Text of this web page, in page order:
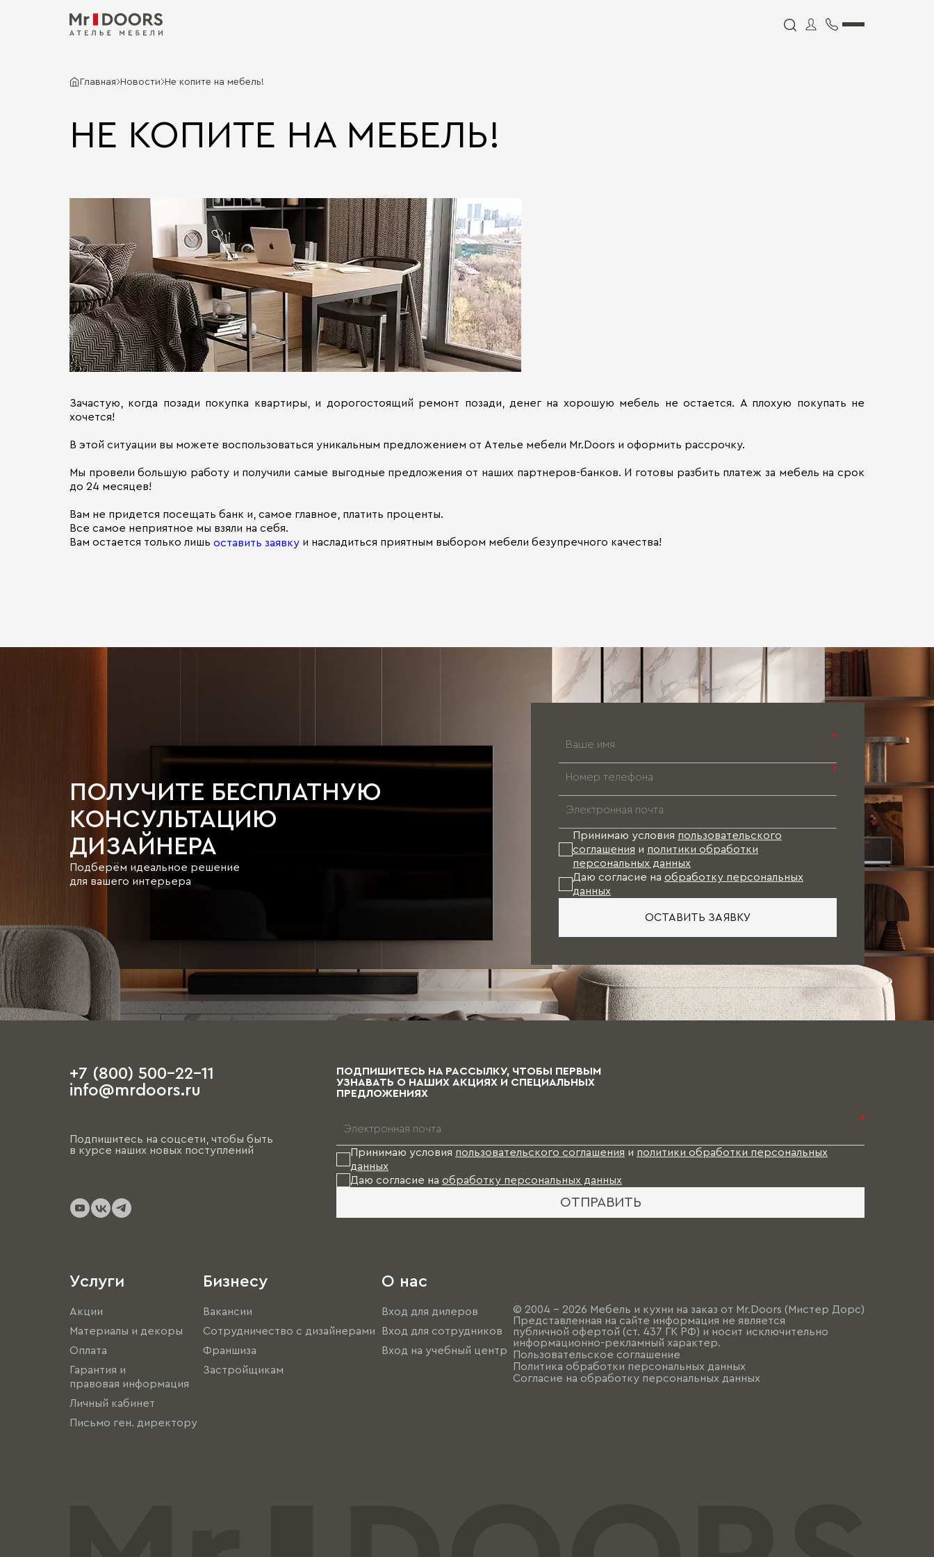
Главная Новости Не копите на мебель!
НЕ КОПИТЕ НА МЕБЕЛЬ!
Зачастую, когда позади покупка квартиры, и дорогостоящий ремонт позади, денег на хорошую мебель не остается. А плохую покупать не
хочется!
В этой ситуации вы можете воспользоваться уникальным предложением от Ателье мебели Mr.Doors и оформить рассрочку.
Мы провели большую работу и получили самые выгодные предложения от наших партнеров-банков. И готовы разбить платеж за мебель на срок
до 24 месяцев!
Вам не придется посещать банк и, самое главное, платить проценты.
Все самое неприятное мы взяли на себя.
Вам остается только лишь оставить заявку и насладиться приятным выбором мебели безупречного качества!
ПОЛУЧИТЕ БЕСПЛАТНУЮ
КОНСУЛЬТАЦИЮ
ДИЗАЙНЕРА
Подберём идеальное решение
для вашего интерьера
*
*
Принимаю условия пользовательского
соглашения и политики обработки
персональных данных
Даю согласие на обработку персональных
данных
ОСТАВИТЬ ЗАЯВКУ
+7 (800) 500-22-11
info@mrdoors.ru
Подпишитесь на соцсети, чтобы быть
в курсе наших новых поступлений
ПОДПИШИТЕСЬ НА РАССЫЛКУ, ЧТОБЫ ПЕРВЫМ
УЗНАВАТЬ О НАШИХ АКЦИЯХ И СПЕЦИАЛЬНЫХ
ПРЕДЛОЖЕНИЯХ
*
Принимаю условия пользовательского соглашения и политики обработки персональных
данных
Даю согласие на обработку персональных данных
ОТПРАВИТЬ
Услуги
Акции
Материалы и декоры
Оплата
Гарантия и
правовая информация
Личный кабинет
Письмо ген. директору
Бизнесу
Вакансии
Сотрудничество с дизайнерами
Франшиза
Застройщикам
О нас
Вход для дилеров
Вход для сотрудников
Вход на учебный центр
© 2004 - 2026 Мебель и кухни на заказ от Mr.Doors (Мистер Дорс)
Представленная на сайте информация не является
публичной офертой (ст. 437 ГК РФ) и носит исключительно
информационно-рекламный характер.
Пользовательское соглашение
Политика обработки персональных данных
Согласие на обработку персональных данных